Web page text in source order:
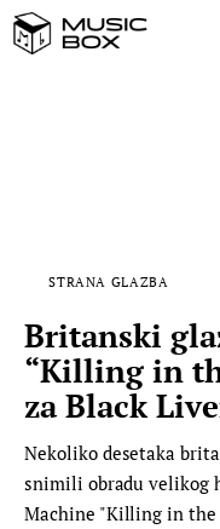
FILM
MUSIC
STRANA GLAZBA
Britanski
“Killing in
za Black
Nekoliko desetaka
snimili obradu velikog
Machine "Killing in the